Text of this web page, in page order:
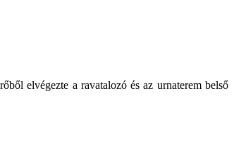
elvégezte a ravatalozó és az urnaterem belső